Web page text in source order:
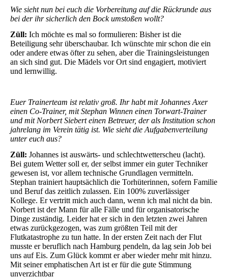
Wie sieht nun bei euch die Vorbereitung auf die Rückrunde aus
bei der ihr sicherlich den Bock umstoßen wollt?
Züll: Ich möchte es mal so formulieren: Bisher ist die
Beteiligung sehr überschaubar. Ich wünschte mir schon die ein
oder andere etwas öfter zu sehen, aber die Trainingsleistungen
an sich sind gut. Die Mädels vor Ort sind engagiert, motiviert
und lernwillig.
Euer Trainerteam ist relativ groß. Ihr habt mitJohannes Axer
einen Co-Trainer, mitStephan Winnen einen Torwart-Trainer
und mit Norbert Sieberteinen Betreuer, der als Institution schon
jahrelang im Verein tätig ist. Wie sieht die Aufgabenverteilung
unter euch aus?
Züll: Johannes ist auswärts- und schlechtwetterscheu (lacht).
Bei gutem Wetter soll er, der selbst immer ein guter Techniker
gewesen ist, vor allem technische Grundlagen vermitteln.
Stephan trainiert hauptsächlich die Torhüterinnen, sofern Familie
und Beruf das zeitlich zulassen. Ein 100% zuverlässiger
Kollege. Er vertritt mich auch dann, wenn ich mal nicht da bin.
Norbert ist der Mann für alle Fälle und für organisatorische
Dinge zuständig. Leider hat er sich in den letzten zwei Jahren
etwas zurückgezogen, was zum größten Teil mit der
Flutkatastrophe zu tun hatte. In der ersten Zeit nach der Flut
musste er beruflich nach Hamburg pendeln, da lag sein Job bei
uns auf Eis. Zum Glück kommt er aber wieder mehr mit hinzu.
Mit seiner emphatischen Art ist er für die gute Stimmung
unverzichtbar